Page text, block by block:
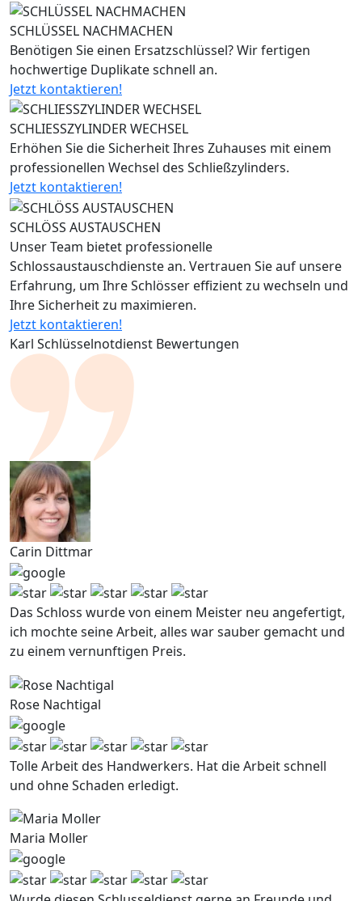
SCHLÜSSEL NACHMACHEN
Benötigen Sie einen Ersatzschlüssel? Wir fertigen
hochwertige Duplikate schnell an.
Jetzt kontaktieren!
SCHLIESSZYLINDER WECHSEL
Erhöhen Sie die Sicherheit Ihres Zuhauses mit einem
professionellen Wechsel des Schließzylinders.
Jetzt kontaktieren!
SCHLÖSS AUSTAUSCHEN
Unser Team bietet professionelle
Schlossaustauschdienste an. Vertrauen Sie auf unsere
Erfahrung, um Ihre Schlösser effizient zu wechseln und
Ihre Sicherheit zu maximieren.
Jetzt kontaktieren!
Karl Schlüsselnotdienst Bewertungen
Carin Dittmar
Das Schloss wurde von einem Meister neu angefertigt,
ich mochte seine Arbeit, alles war sauber gemacht und
zu einem vernunftigen Preis.
Rose Nachtigal
Tolle Arbeit des Handwerkers. Hat die Arbeit schnell
und ohne Schaden erledigt.
Maria Moller